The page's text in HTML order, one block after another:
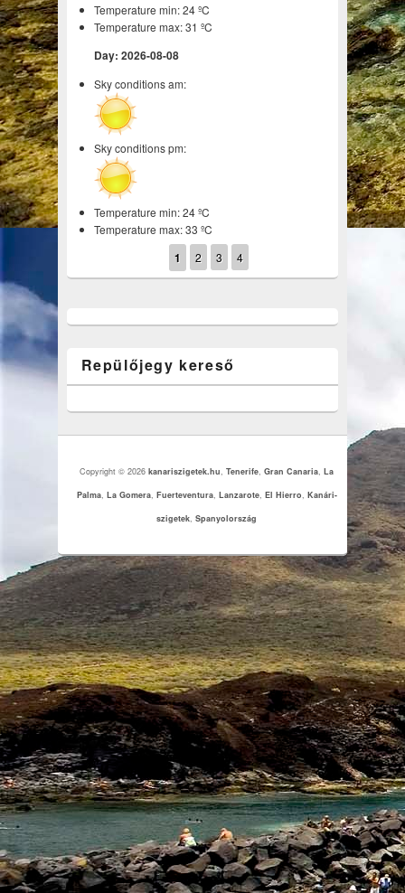
Temperature min: 24 ºC
Temperature max: 31 ºC
Day: 2026-08-08
Sky conditions am:
Sky conditions pm:
Temperature min: 24 ºC
Temperature max: 33 ºC
1 2 3 4
Repülőjegy kereső
Copyright © 2026kanariszigetek.hu,Tenerife,Gran Canaria,La
Palma, La Gomera, Fuerteventura, Lanzarote, El Hierro, Kanári-
szigetek,Spanyolország